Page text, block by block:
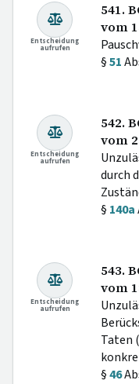
Entscheidung
aufrufen
541.
vom
§51
Entscheidung
aufrufen
542.
vom
durch
§ 140a
Entscheidung
aufrufen
543.
vom
Taten
§46